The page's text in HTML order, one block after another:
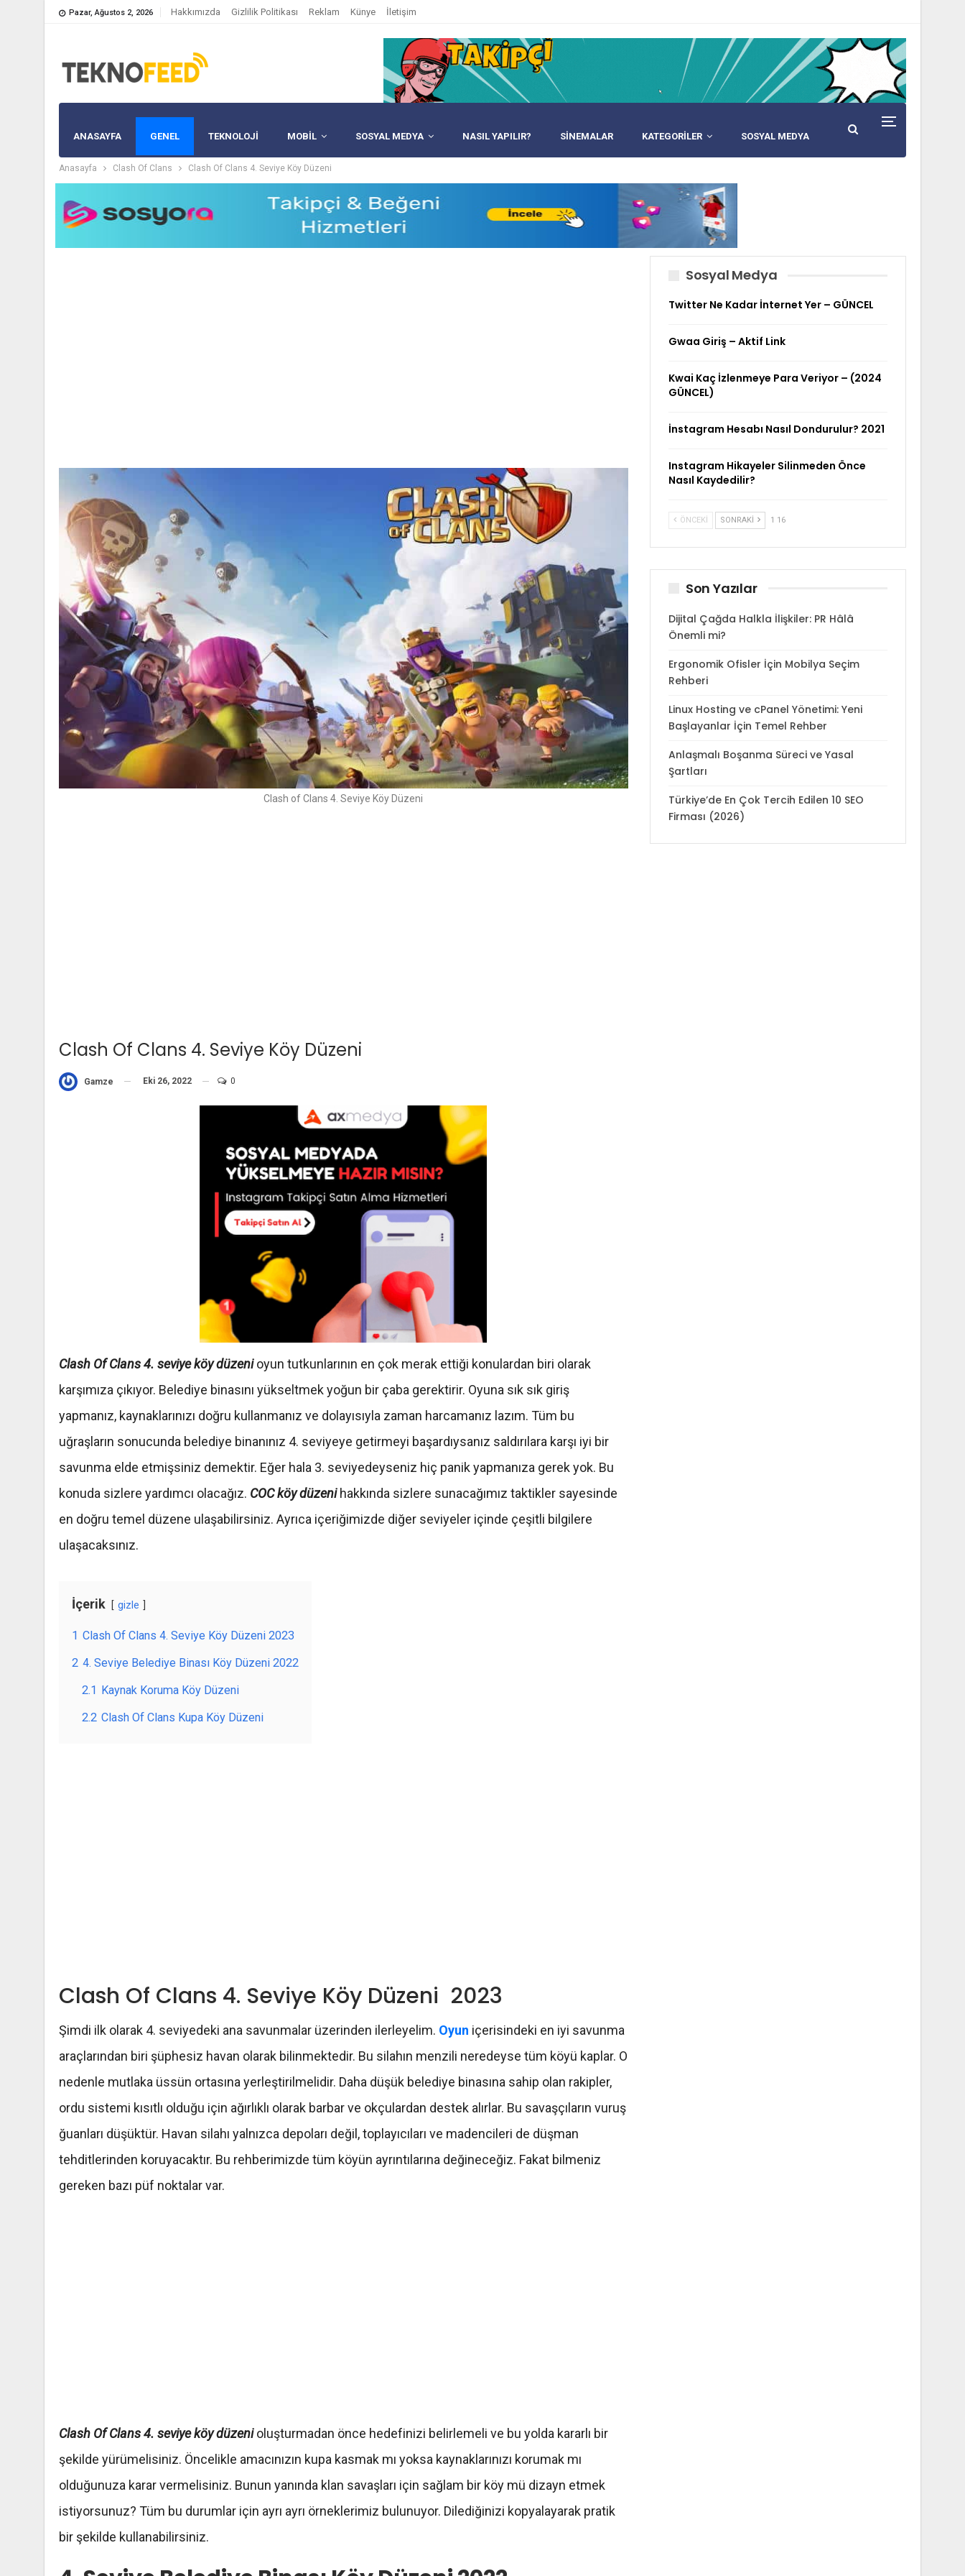
Pazar, Ağustos 2, 2026 Hakkımızda Gizlilik Politikası Reklam Künye İletişim
ANASAYFA GENEL TEKNOLOJİ MOBIL SOSYAL MEDYA NASIL YAPILIR? SINEMALAR KATEGORİLER SOSYAL MEDYA
Anasayfa Clash Of Clans Clash Of Clans 4. Seviye Köy Düzeni
Clash of Clans 4. Seviye Köy Düzeni
Clash Of Clans 4. Seviye Köy Düzeni
Gamze Eki 26, 2022 0
Clash Of Clans 4. seviye köy düzenioyun tutkunlarının en çok merak ettiği konulardan biri olarak
karşımıza çıkıyor. Belediye binasını yükseltmek yoğun bir çaba gerektirir. Oyuna sık sık giriş
yapmanız, kaynaklarınızı doğru kullanmanız ve dolayısıyla zaman harcamanız lazım. Tüm bu
uğraşların sonucunda belediye binanınız 4. seviyeye getirmeyi başardıysanız saldırılara karşı iyi bir
savunma elde etmişsiniz demektir. Eğer hala 3. seviyedeyseniz hiç panik yapmanıza gerek yok. Bu
konuda sizlere yardımcı olacağız. COC köy düzenihakkında sizlere sunacağımız taktikler sayesinde
en doğru temel düzene ulaşabilirsiniz. Ayrıca içeriğimizde diğer seviyeler içinde çeşitli bilgilere
ulaşacaksınız.
İçerik gizle
1 Clash Of Clans 4. Seviye Köy Düzeni 2023
2 4. Seviye Belediye Binası Köy Düzeni 2022
2.1
Kaynak Koruma Köy Düzeni
2.2 Clash Of Clans Kupa Köy Düzeni
Clash Of Clans 4. Seviye Köy Düzeni 2023
Şimdi ilk olarak 4. seviyedeki ana savunmalar üzerinden ilerleyelim. Oyun içerisindeki en iyi savunma
araçlarından biri şüphesiz havan olarak bilinmektedir. Bu silahın menzili neredeyse tüm köyü kaplar. O
nedenle mutlaka üssün ortasına yerleştirilmelidir. Daha düşük belediye binasına sahip olan rakipler,
ordu sistemi kısıtlı olduğu için ağırlıklı olarak barbar ve okçulardan destek alırlar. Bu savaşçıların vuruş
ğuanları düşüktür. Havan silahı yalnızca depoları değil, toplayıcıları ve madencileri de düşman
tehditlerinden koruyacaktır. Bu rehberimizde tüm köyün ayrıntılarına değineceğiz. Fakat bilmeniz
gereken bazı püf noktalar var.
Clash Of Clans 4. seviye köy düzenioluşturmadan önce hedefinizi belirlemeli ve bu yolda kararlı bir
şekilde yürümelisiniz. Öncelikle amacınızın kupa kasmak mı yoksa kaynaklarınızı korumak mı
olduğunuza karar vermelisiniz. Bunun yanında klan savaşları için sağlam bir köy mü dizayn etmek
istiyorsunuz? Tüm bu durumlar için ayrı ayrı örneklerimiz bulunuyor. Dilediğinizi kopyalayarak pratik
bir şekilde kullanabilirsiniz.
Sosyal Medya
Twitter Ne Kadar İnternet Yer – GÜNCEL
Gwaa Giriş – Aktif Link
Kwai Kaç İzlenmeye Para Veriyor – (2024
GÜNCEL)
İnstagram Hesabı Nasıl Dondurulur? 2021
Instagram Hikayeler Silinmeden Önce
Nasıl Kaydedilir?
ÖNCEKI SONRAKI 1 16
Son Yazılar
Dijital Çağda Halkla İlişkiler: PR Hâlâ
Önemli mi?
Ergonomik Ofisler İçin Mobilya Seçim
Rehberi
Linux Hosting ve cPanel Yönetimi: Yeni
Başlayanlar İçin Temel Rehber
Anlaşmalı Boşanma Süreci ve Yasal
Şartları
Türkiye’de En Çok Tercih Edilen 10 SEO
Firması (2026)